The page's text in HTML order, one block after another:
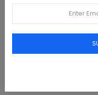
NORWAY 1963 BLUE MEN'S